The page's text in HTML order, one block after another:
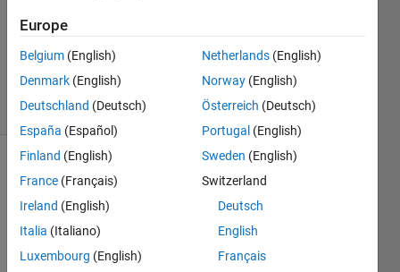
Answers
Updated
14 Views
(30 days)
アド
Europe
Belgium (English)
Denmark (English)
Deutschland (Deutsch)
España (Español)
Finland (English)
France (Français)
Ireland (English)
Italia (Italiano)
Luxembourg (English)
Netherlands (English)
Norway (English)
Österreich (Deutsch)
Portugal (English)
Sweden (English)
Switzerland
Deutsch
English
Français